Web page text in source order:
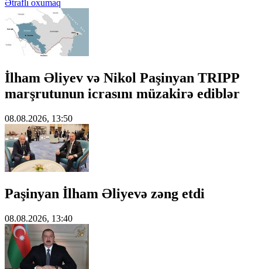
Ətraflı oxumaq
İlham Əliyev və Nikol Paşinyan TRIPP
marşrutunun icrasını müzakirə ediblər
08.08.2026, 13:50
Paşinyan İlham Əliyevə zəng etdi
08.08.2026, 13:40